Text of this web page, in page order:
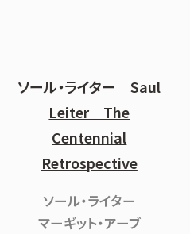
ソール・ライター Saul
Leiter The
Centennial
Retrospective
ソール・ライター
マーギット・アーブ